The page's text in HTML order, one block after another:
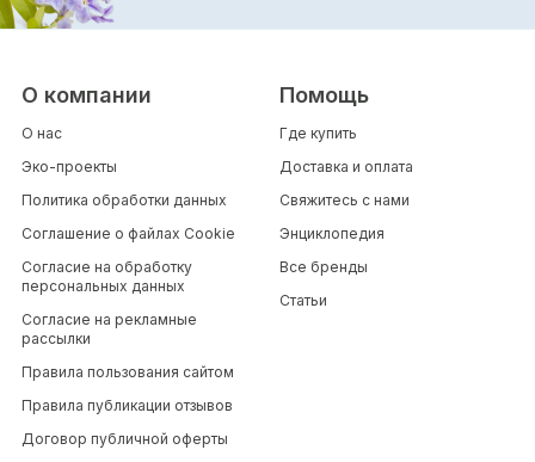
О компании
О нас
Эко-проекты
Политика обработки данных
Соглашение о файлах Cookie
Согласие на обработку
персональных данных
Согласие на рекламные
рассылки
Правила пользования сайтом
Правила публикации отзывов
Договор публичной оферты
Помощь
Где купить
Доставка и оплата
Свяжитесь с нами
Энциклопедия
Все бренды
Статьи